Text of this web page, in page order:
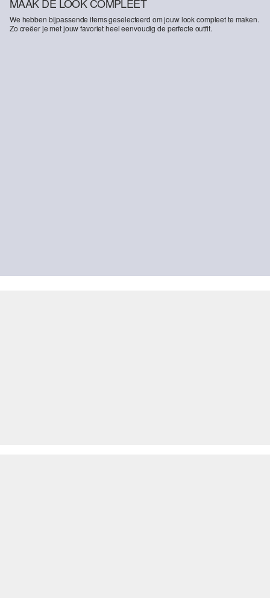
MAAK DE LOOK COMPLEET
We hebben bijpassende items geselecteerd om jouw look compleet te maken.
Zo creëer je met jouw favoriet heel eenvoudig de perfecte outfit.